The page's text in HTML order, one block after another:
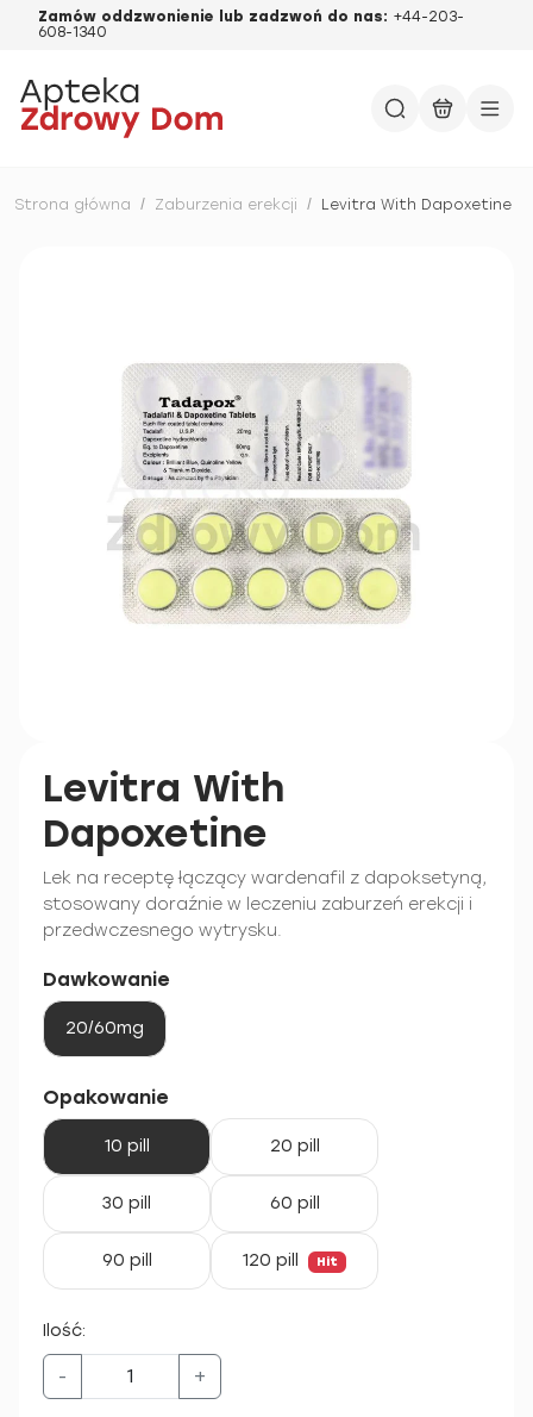
Zamów oddzwonienie lub zadzwoń do nas: +44-203-
608-1340
Strona główna / Zaburzenia erekcji / Levitra With Dapoxetine
Levitra With
Dapoxetine
Lek na receptę łączący wardenafil z dapoksetyną,
stosowany doraźnie w leczeniu zaburzeń erekcji i
przedwczesnego wytrysku.
Dawkowanie
20/60mg
Opakowanie
10 pill 20 pill
30 pill 60 pill
90 pill 120 pill Hit
Ilość:
- +